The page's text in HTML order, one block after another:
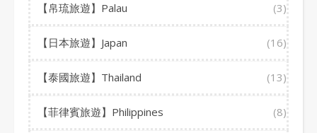
【帛琉旅遊】Palau (3)
【日本旅遊】Japan (16)
【泰國旅遊】Thailand (13)
【菲律賓旅遊】Philippines (8)